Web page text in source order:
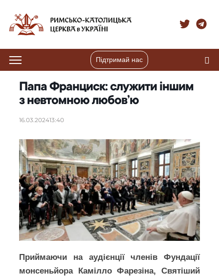
Підтримай нас
Папа Франциск: служити іншим
з невтомною любов’ю
16.03.202413:40
Приймаючи на аудієнції членів Фундації
монсеньйора Камілло Фарезіна, Святіший